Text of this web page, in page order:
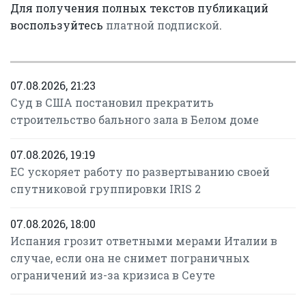
Для получения полных текстов публикаций
воспользуйтесь платной подпиской.
07.08.2026, 21:23
Суд в США постановил прекратить
строительство бального зала в Белом доме
07.08.2026, 19:19
ЕС ускоряет работу по развертыванию своей
спутниковой группировки IRIS 2
07.08.2026, 18:00
Испания грозит ответными мерами Италии в
случае, если она не снимет пограничных
ограничений из-за кризиса в Сеуте